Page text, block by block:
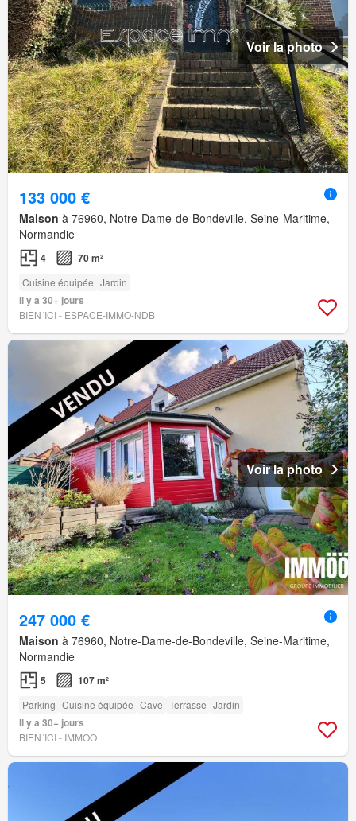
Voir la photo
133 000 €
Maison à 76960, Notre-Dame-de-Bondeville, Seine-Maritime,
Normandie
4 70 m²
Cuisine équipée Jardin
Il y a 30+ jours
BIEN´ICI - ESPACE-IMMO-NDB
Voir la photo
247 000 €
Maison à 76960, Notre-Dame-de-Bondeville, Seine-Maritime,
Normandie
5 107 m²
Parking Cuisine équipée Cave Terrasse Jardin
Il y a 30+ jours
BIEN´ICI - IMMOO